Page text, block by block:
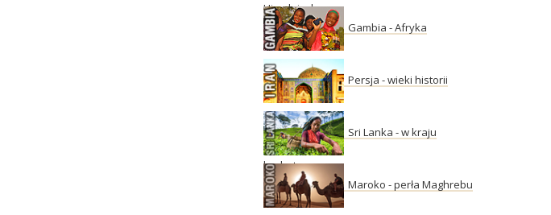
Himalajach
Gambia - Afryka
Persja - wieki historii
Sri Lanka - w kraju
herbaty
Maroko - perła Maghrebu